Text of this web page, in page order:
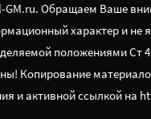
GM.ru. Обращаем Ваше
характер и не
положениями Ст
Копирование
и активной ссылкой на